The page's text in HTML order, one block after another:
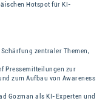
Hotspot für KI-
zentraler Themen,
Pressemitteilungen zur
zum Aufbau von Awareness
Gozman als KI-Experten und